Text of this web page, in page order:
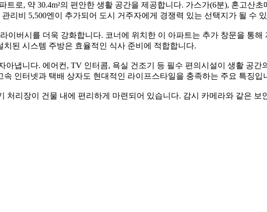
로, 약 30.4m²의 편안한 생활 공간을 제공합니다. 가스가(6분), 혼고산
리비 5,500엔이 추가되어 도시 거주자에게 경쟁력 있는 선택지가 될 수
이버시를 더욱 강화합니다. 코너에 위치한 이 아파트는 추가 창문을 통
된 시스템 주방은 효율적인 식사 준비에 적합합니다.
냅니다. 에어컨, TV 인터콤, 욕실 건조기 등 필수 편의시설이 생활 공간
인터넷과 택배 상자도 현대적인 라이프스타일을 충족하는 주요 특징입
리장이 건물 내에 편리하게 마련되어 있습니다. 감시 카메라와 같은 보